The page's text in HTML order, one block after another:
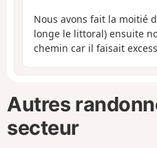
Nous avons fait la moitié
longe le littoral) ensuite
chemin car il faisait
Autres
secteur